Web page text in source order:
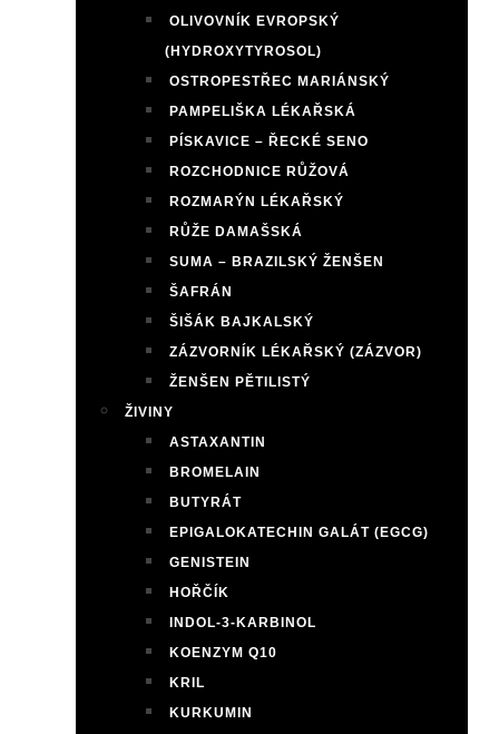
OLIVOVNÍK EVROPSKÝ
(HYDROXYTYROSOL)
OSTROPESTŘEC MARIÁNSKÝ
PAMPELIŠKA LÉKAŘSKÁ
PÍSKAVICE – ŘECKÉ SENO
ROZCHODNICE RŮŽOVÁ
ROZMARÝN LÉKAŘSKÝ
RŮŽE DAMAŠSKÁ
SUMA – BRAZILSKÝ ŽENŠEN
ŠAFRÁN
ŠIŠÁK BAJKALSKÝ
ZÁZVORNÍK LÉKAŘSKÝ (ZÁZVOR)
ŽENŠEN PĚTILISTÝ
ŽIVINY
ASTAXANTIN
BROMELAIN
BUTYRÁT
EPIGALOKATECHIN GALÁT (EGCG)
GENISTEIN
HOŘČÍK
INDOL-3-KARBINOL
KOENZYM Q10
KRIL
KURKUMIN